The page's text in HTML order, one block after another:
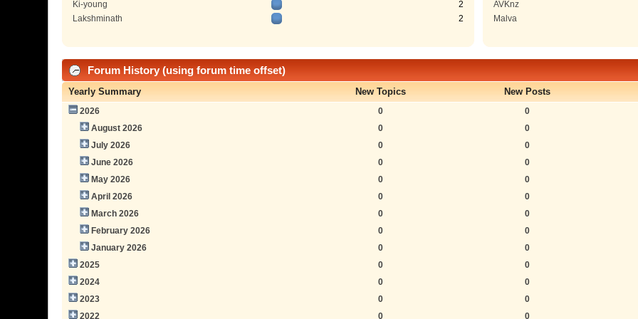
Ki-young
2
Lakshminath
2
AVKnz
Malva
Forum History (using forum time offset)
Yearly Summary New Topics New Posts
2026 0
0
August 2026
0
0
July 2026
0
0
June 2026
0
0
May 2026
0
0
April 2026
0
0
March 2026
0
0
February 2026
0
0
January 2026
0
0
2025
0
0
2024
0
0
2023
0
0
2022
0 0